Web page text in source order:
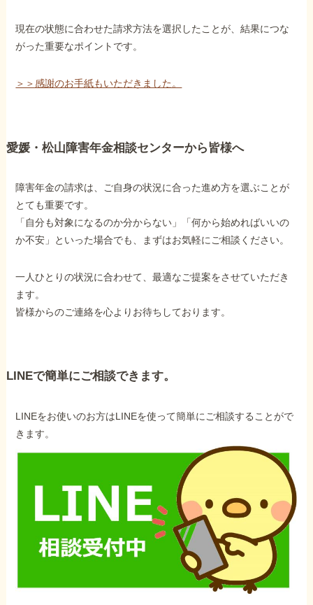
現在の状態に合わせた請求方法を選択したことが、結果につな
がった重要なポイントです。
＞＞感謝のお手紙もいただきました。
愛媛・松山障害年金相談センターから皆様へ
障害年金の請求は、ご自身の状況に合った進め方を選ぶことが
とても重要です。
「自分も対象になるのか分からない」「何から始めればいいの
か不安」といった場合でも、まずはお気軽にご相談ください。
一人ひとりの状況に合わせて、最適なご提案をさせていただき
ます。
皆様からのご連絡を心よりお待ちしております。
LINEで簡単にご相談できます。
LINEをお使いのお方はLINEを使って簡単にご相談することがで
きます。